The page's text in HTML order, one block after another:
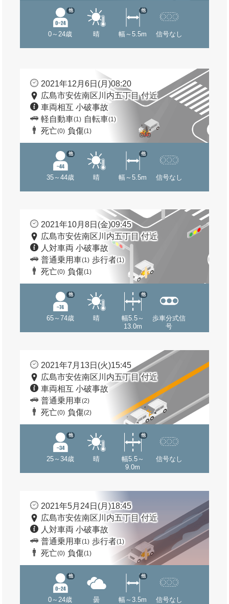
0～24歳
他
晴 幅～5.5m
他
信号なし
2021年12月6日(月)08:20
広島市安佐南区川内五丁目 付近
車両相互 小破事故
軽自動車(1) 自転車(1)
死亡(0) 負傷(1)
35～44歳
他
晴 幅～5.5m
他
信号なし
2021年10月8日(金)09:45
広島市安佐南区川内五丁目 付近
人対車両 小破事故
普通乗用車(1) 歩行者(1)
死亡(0) 負傷(1)
65～74歳
他
晴
幅5.5～
13.0m
他
歩車分式信
号
2021年7月13日(火)15:45
広島市安佐南区川内五丁目 付近
車両相互 小破事故
普通乗用車(2)
死亡(0) 負傷(2)
25～34歳
他
晴
幅5.5～
9.0m
他
信号なし
2021年5月24日(月)18:45
広島市安佐南区川内五丁目 付近
人対車両 小破事故
普通乗用車(1) 歩行者(1)
死亡(0) 負傷(1)
0～24歳
他
曇 幅～3.5m
他
信号なし